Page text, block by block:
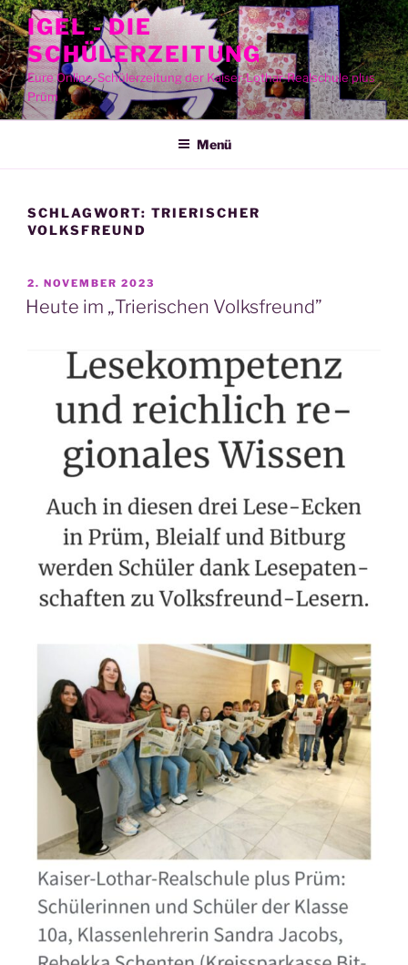
Zum
Inhalt
springen
IGEL - DIE
SCHÜLERZEITUNG
Eure Online-Schülerzeitung der Kaiser-Lothar-Realschule plus
Prüm
Menü
SCHLAGWORT: TRIERISCHER
VOLKSFREUND
VERÖFFENTLICHT
AM
2. NOVEMBER 2023
Heute im „Trierischen Volksfreund”